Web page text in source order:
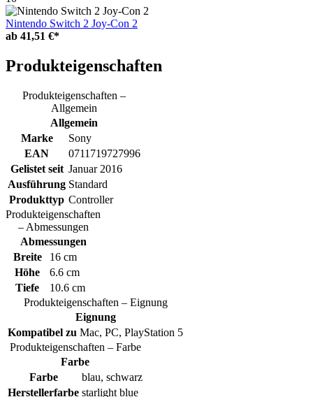
Nintendo Switch 2 Joy-Con 2
ab 41,51 €*
Produkteigenschaften
Produkteigenschaften –
Allgemein
Allgemein
Marke
Sony
EAN
0711719727996
Gelistet seit Januar 2016
Ausführung Standard
Produkttyp Controller
Produkteigenschaften
– Abmessungen
Abmessungen
Breite
16 cm
Höhe
6.6 cm
Tiefe
10.6 cm
Produkteigenschaften – Eignung
Eignung
Kompatibel zu Mac, PC, PlayStation 5
Produkteigenschaften – Farbe
Farbe
Farbe
blau, schwarz
Herstellerfarbe starlight blue